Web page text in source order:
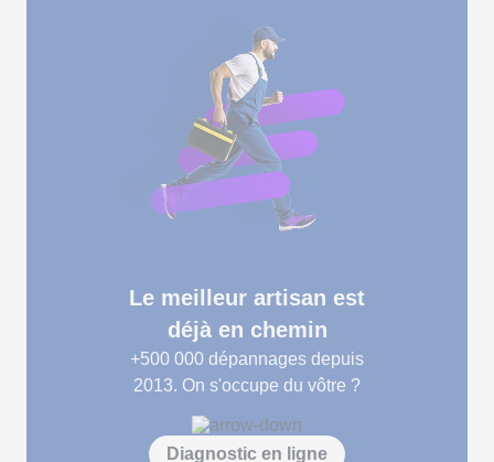
Le meilleur artisan est
déjà en chemin
+500 000 dépannages depuis
2013. On s'occupe du vôtre ?
Diagnostic en ligne